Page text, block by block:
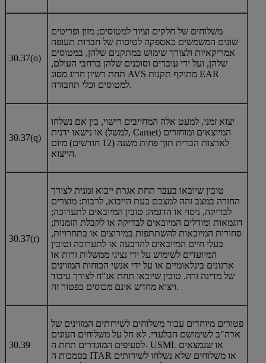
30.37(o)
משלוחים של חלקים וציוד למטוסים; מזון ופריטים
שונים המשמשים כאספקה לטיסות של חברות תעופה
אמריקאיות ולצורך שימוש במתקנים שלהן, במטוסים
שלהן, ועל ידי עובדים וסוכנים שלהן ברחבי העולם,
תחת רשיון חריג מסוג AVS מתוקף תקנות EAR
למטוסים וכלי תחבורה.
30.37(q)
יצוא זמני, למעט אלה המחייבים רישוי, בין אם נשלחו
או נישאו ידנית (למשל, Carnet) המיוצאים ומוחזרים
לארצות הברית תוך פחות משנה (12 חודשים) מיום
הייצוא.
30.37(r)
טובין שיובאו בעבר תחת אגרת ייבוא ​​זמנית לצורך
החזרה במצב זהה למצבם בעת הייבוא, לרבות: מוצרים
לבדיקה, ניסוי או הדגמה; טובין המיובאים לתערוכה;
דוגמאות ומודלים המיובאים לבדיקה או לקבלת הזמנות;
סחורות המיובאות להשתתפות במירוצים או בתחרויות,
בעלי חיים המיובאים להרבעה או לתערוכה וטובין
המיועדים לשימוש על ידי נציגי ממשלות זרות או
ארגונים בינלאומיים או על ידי אנשי הכוחות המזוינים
של מדינה זרה. טובין שיובאו תחת אג"ח לצורך עיבוד
ויצוא מחדש אינם מכוסים בפטור זה.
30.39
פטורים מיוחדים עבור משלוחים לשירותים המזוינים של
ארה"ב לשימושם הבלעדי. לא חל על משלוחים העונים
לסעיפים המוגדרים תחת ה- USML או שנמצאים
בסמכות ה ITAR או משלוחים שלא נשלחו לשירותים